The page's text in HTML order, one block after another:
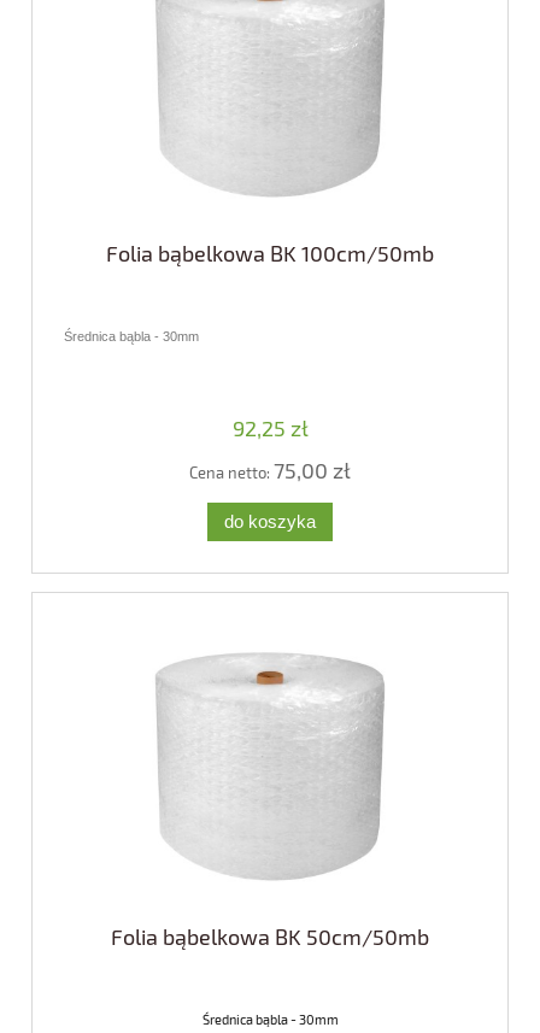
Folia bąbelkowa BK 100cm/50mb
Średnica bąbla - 30mm
92,25 zł
Cena netto: 75,00 zł
do koszyka
Folia bąbelkowa BK 50cm/50mb
Średnica bąbla - 30mm